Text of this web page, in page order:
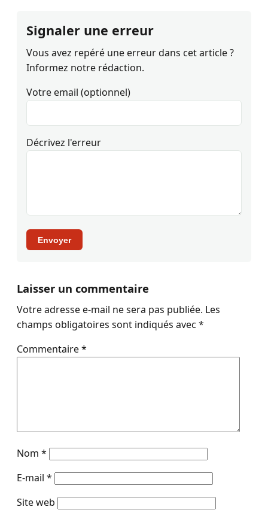
Signaler une erreur
Vous avez repéré une erreur dans cet article ?
Informez notre rédaction.
Votre email (optionnel)
Décrivez l'erreur
Envoyer
Laisser un commentaire
Votre adresse e-mail ne sera pas publiée. Les
champs obligatoires sont indiqués avec *
Commentaire*
Nom *
E-mail *
Site web